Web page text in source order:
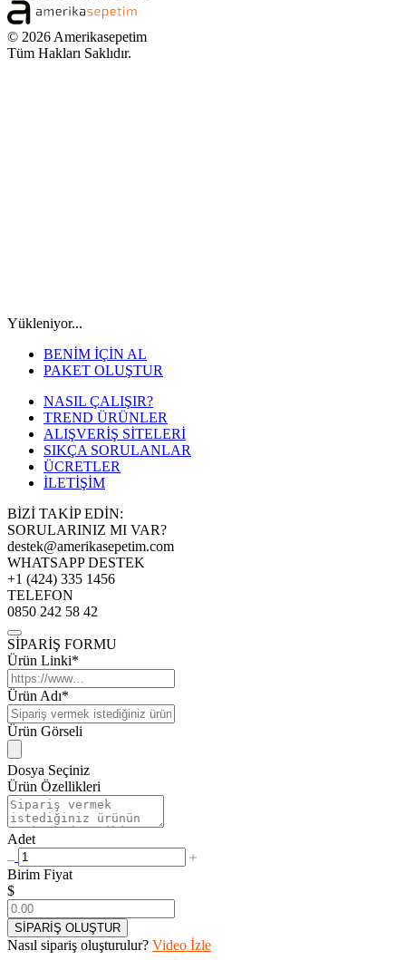
© 2026 Amerikasepetim
Tüm Hakları Saklıdır.
Yükleniyor...
BENİM İÇİN AL
PAKET OLUŞTUR
NASIL ÇALIŞIR?
TREND ÜRÜNLER
ALIŞVERİŞ SİTELERİ
SIKÇA SORULANLAR
ÜCRETLER
İLETİŞİM
BİZİ TAKİP EDİN:
SORULARINIZ MI VAR?
destek@amerikasepetim.com
WHATSAPP DESTEK
+1 (424) 335 1456
TELEFON
0850 242 58 42
SİPARİŞ FORMU
Ürün Linki*
Ürün Adı*
Ürün Görseli
Dosya Seçiniz
Ürün Özellikleri
Adet
Birim Fiyat
$
SİPARİŞ OLUŞTUR
Nasıl sipariş oluşturulur? Video İzle